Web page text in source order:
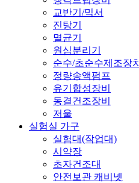
교반기/믹서
진탕기
멸균기
원심분리기
순수/초순수제조장치
정량송액펌프
유기합성장비
동결건조장비
저울
실험실 가구
실험대(작업대)
시약장
초자건조대
안전보관 캐비넷